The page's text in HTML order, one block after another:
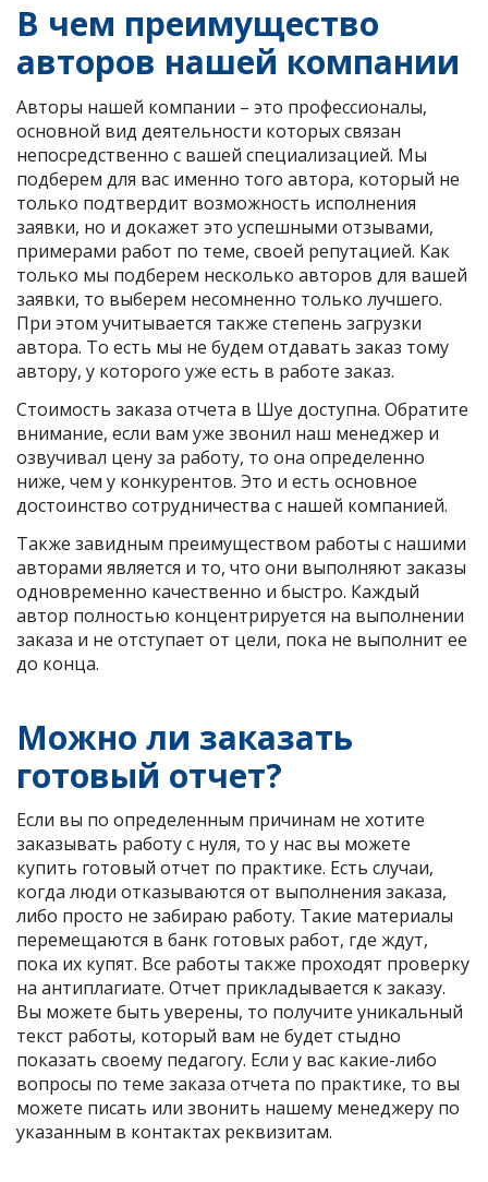
В чем преимущество
авторов нашей компании
Авторы нашей компании – это профессионалы,
основной вид деятельности которых связан
непосредственно с вашей специализацией. Мы
подберем для вас именно того автора, который не
только подтвердит возможность исполнения
заявки, но и докажет это успешными отзывами,
примерами работ по теме, своей репутацией. Как
только мы подберем несколько авторов для вашей
заявки, то выберем несомненно только лучшего.
При этом учитывается также степень загрузки
автора. То есть мы не будем отдавать заказ тому
автору, у которого уже есть в работе заказ.
Стоимость заказа отчета в Шуе доступна. Обратите
внимание, если вам уже звонил наш менеджер и
озвучивал цену за работу, то она определенно
ниже, чем у конкурентов. Это и есть основное
достоинство сотрудничества с нашей компанией.
Также завидным преимуществом работы с нашими
авторами является и то, что они выполняют заказы
одновременно качественно и быстро. Каждый
автор полностью концентрируется на выполнении
заказа и не отступает от цели, пока не выполнит ее
до конца.
Можно ли заказать
готовый отчет?
Если вы по определенным причинам не хотите
заказывать работу с нуля, то у нас вы можете
купить готовый отчет по практике. Есть случаи,
когда люди отказываются от выполнения заказа,
либо просто не забираю работу. Такие материалы
перемещаются в банк готовых работ, где ждут,
пока их купят. Все работы также проходят проверку
на антиплагиате. Отчет прикладывается к заказу.
Вы можете быть уверены, то получите уникальный
текст работы, который вам не будет стыдно
показать своему педагогу. Если у вас какие-либо
вопросы по теме заказа отчета по практике, то вы
можете писать или звонить нашему менеджеру по
указанным в контактах реквизитам.